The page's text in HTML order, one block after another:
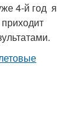
4-й год я